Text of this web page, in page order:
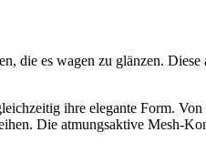
die es wagen zu glänzen. Diese
ihre elegante Form.
Die atmungsaktive Mesh-